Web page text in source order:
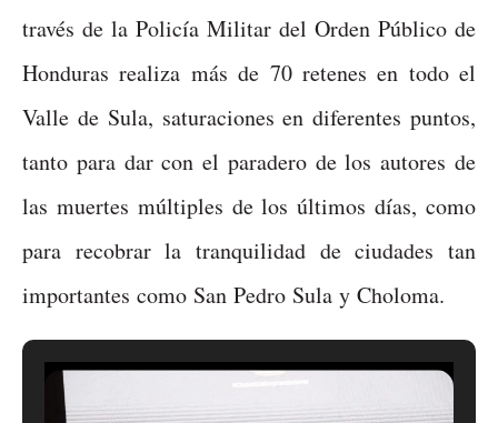
través de la Policía Militar del Orden Público de
Honduras realiza más de 70 retenes en todo el
Valle de Sula, saturaciones en diferentes puntos,
tanto para dar con el paradero de los autores de
las muertes múltiples de los últimos días, como
para recobrar la tranquilidad de ciudades tan
importantes como San Pedro Sula y Choloma.